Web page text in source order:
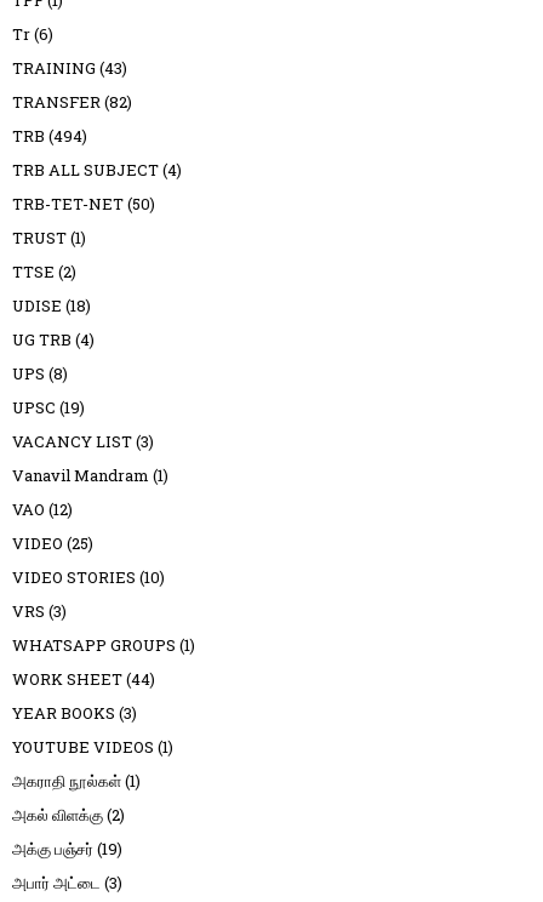
Tr(6)
TRAINING (43)
TRANSFER(82)
TRB (494)
TRB ALL SUBJECT(4)
TRB-TET-NET(50)
TRUST(1)
TTSE (2)
UDISE (18)
UG TRB (4)
UPS (8)
UPSC (19)
VACANCY LIST(3)
Vanavil Mandram (1)
VAO (12)
VIDEO (25)
VIDEO STORIES (10)
VRS (3)
WHATSAPP GROUPS (1)
WORK SHEET(44)
YEAR BOOKS (3)
YOUTUBE VIDEOS (1)
அகராதி நூல்கள்(1)
அகல் விளக்கு(2)
அக்கு பஞ்சர் (19)
அபார் அட்டை (3)